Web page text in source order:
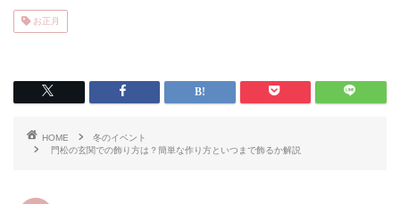
お正月
HOME
冬のイベント
門松の玄関での飾り方は？簡単な作り方といつまで飾るか解説